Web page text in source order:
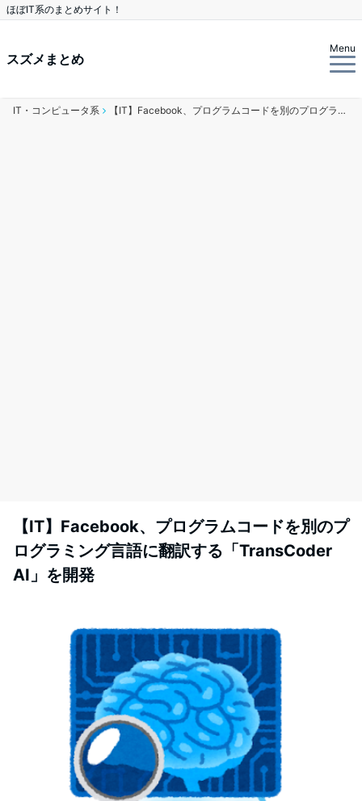
ほぼIT系のまとめサイト！
スズメまとめ
Menu
IT・コンピュータ系 【IT】Facebook、プログラムコードを別のプログラミング言語に翻訳する「TransCoder AI」を開発
【IT】Facebook、プログラムコードを別のプ
ログラミング言語に翻訳する「TransCoder
AI」を開発